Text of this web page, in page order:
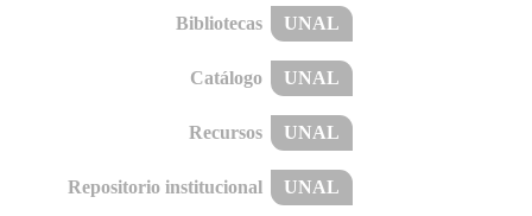
Bibliotecas UNAL
Catálogo UNAL
Recursos UNAL
Repositorio institucional UNAL